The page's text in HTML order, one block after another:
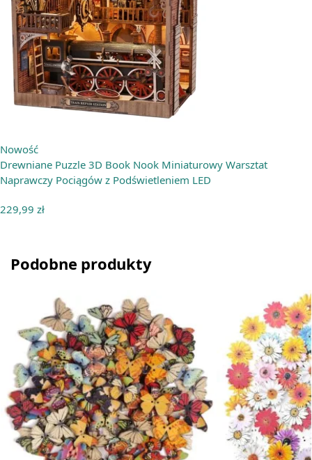
Nowość
Drewniane Puzzle 3D Book Nook Miniaturowy Warsztat
Naprawczy Pociągów z Podświetleniem LED
229,99 zł
Podobne produkty